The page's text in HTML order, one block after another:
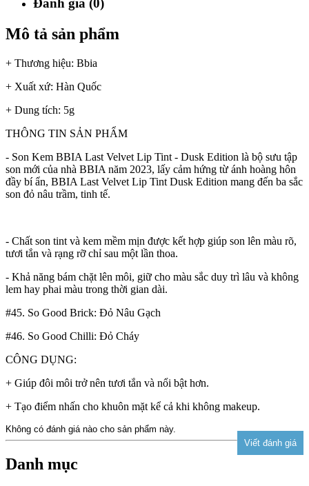
Đánh giá (0)
Mô tả sản phẩm
+ Thương hiệu: Bbia
+ Xuất xứ: Hàn Quốc
+ Dung tích: 5g
THÔNG TIN SẢN PHẨM
- Son Kem BBIA Last Velvet Lip Tint - Dusk Edition là bộ sưu tập
son mới của nhà BBIA năm 2023, lấy cảm hứng từ ánh hoàng hôn
đầy bí ẩn, BBIA Last Velvet Lip Tint Dusk Edition mang đến ba sắc
son đỏ nâu trầm, tinh tế.
- Chất son tint và kem mềm mịn được kết hợp giúp son lên màu rõ,
tươi tắn và rạng rỡ chỉ sau một lần thoa.
- Khả năng bám chặt lên môi, giữ cho màu sắc duy trì lâu và không
lem hay phai màu trong thời gian dài.
#45. So Good Brick: Đỏ Nâu Gạch
#46. So Good Chilli: Đỏ Cháy
CÔNG DỤNG:
+ Giúp đôi môi trở nên tươi tắn và nổi bật hơn.
+ Tạo điểm nhấn cho khuôn mặt kể cả khi không makeup.
Không có đánh giá nào cho sản phẩm này.
Danh mục